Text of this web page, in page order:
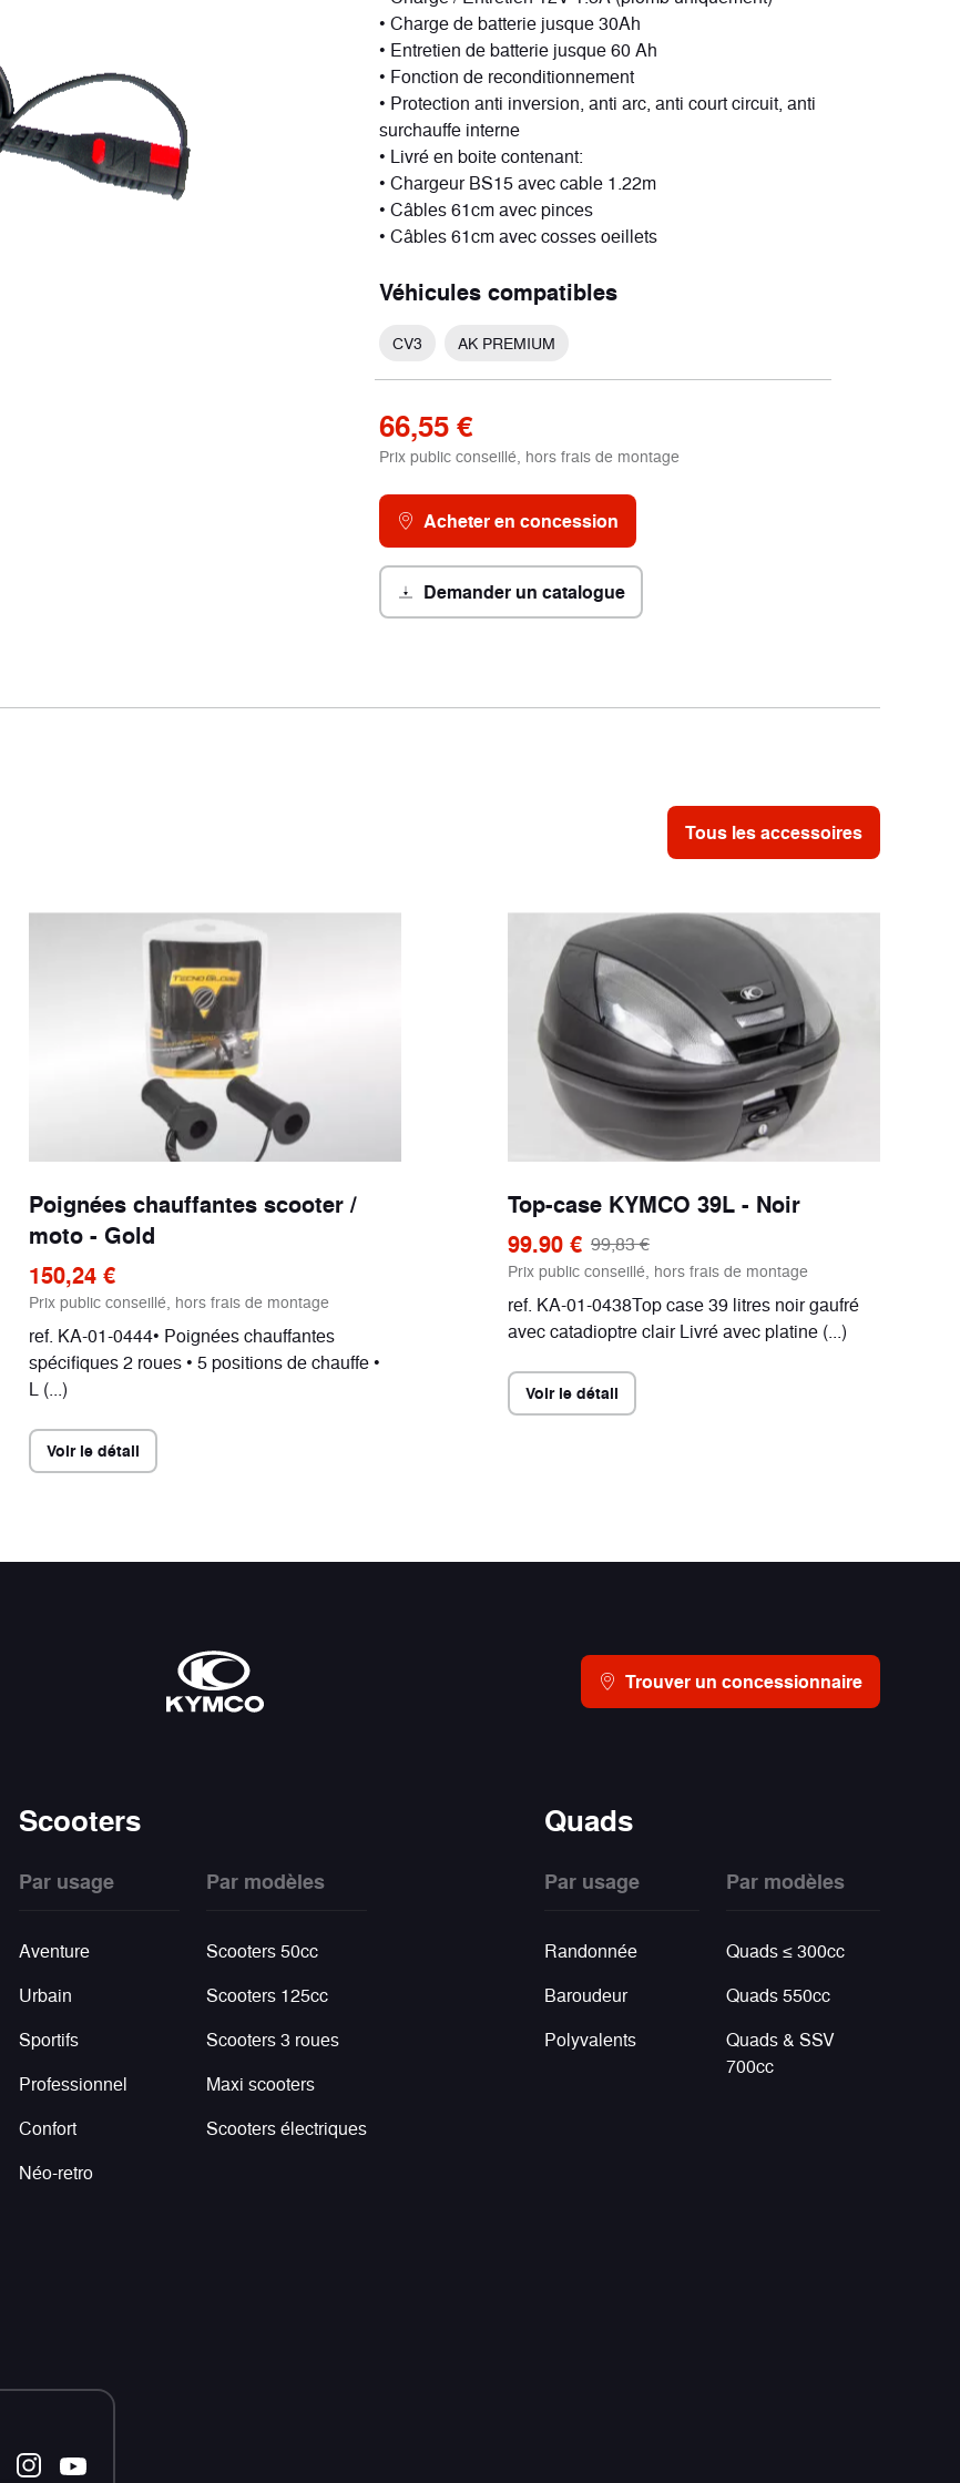
• Charge de batterie jusque 30Ah
• Entretien de batterie jusque 60 Ah
• Fonction de reconditionnement
• Protection anti inversion, anti arc, anti court circuit, anti
surchauffe interne
• Livré en boite contenant:
• Chargeur BS15 avec cable 1.22m
• Câbles 61cm avec pinces
• Câbles 61cm avec cosses oeillets
Véhicules compatibles
CV3 AK PREMIUM
66,55 €
Prix public conseillé, hors frais de montage
Acheter en concession
Demander un catalogue
Tous les accessoires
Poignées chauffantes scooter /
moto - Gold
150,24 €
Prix public conseillé, hors frais de montage
ref. KA-01-0444• Poignées chauffantes
spécifiques 2 roues • 5 positions de chauffe •
L (...)
Voir le détail
Top-case KYMCO 39L - Noir
99.90 € 99,83 €
Prix public conseillé, hors frais de montage
ref. KA-01-0438Top case 39 litres noir gaufré
avec catadioptre clair Livré avec platine (...)
Voir le détail
Trouver un concessionnaire
Scooters
Par usage
Aventure
Urbain
Sportifs
Professionnel
Confort
Néo-retro
Par modèles
Scooters 50cc
Scooters 125cc
Scooters 3 roues
Maxi scooters
Scooters électriques
Quads
Par usage
Randonnée
Baroudeur
Polyvalents
Par modèles
Quads ≤ 300cc
Quads 550cc
Quads & SSV
700cc